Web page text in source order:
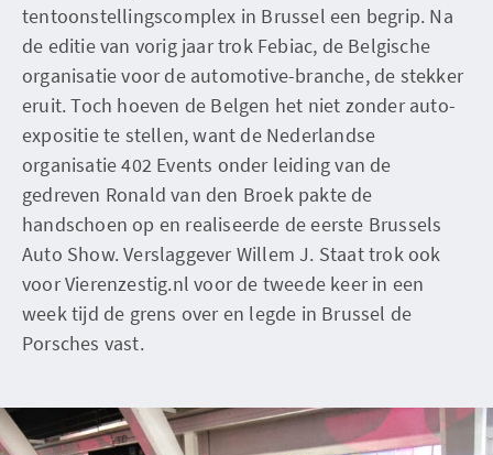
tentoonstellingscomplex in Brussel een begrip. Na
de editie van vorig jaar trok Febiac, de Belgische
organisatie voor de automotive-branche, de stekker
eruit. Toch hoeven de Belgen het niet zonder auto-
expositie te stellen, want de Nederlandse
organisatie 402 Events onder leiding van de
gedreven Ronald van den Broek pakte de
handschoen op en realiseerde de eerste Brussels
Auto Show. Verslaggever Willem J. Staat trok ook
voor Vierenzestig.nl voor de tweede keer in een
week tijd de grens over en legde in Brussel de
Porsches vast.